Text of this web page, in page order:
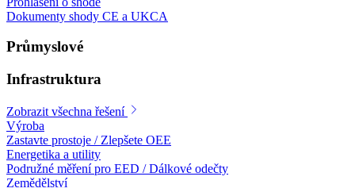
Dokumenty shody CE a UKCA
Průmyslové
Infrastruktura
Zobrazit všechna řešení
Výroba
Zastavte prostoje / Zlepšete OEE
Energetika a utility
Podružné měření pro EED / Dálkové odečty
Zemědělství